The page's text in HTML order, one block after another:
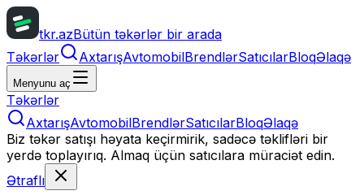
tkr.azBütün təkərlər bir arada
Təkərlər
AxtarışAvtomobilBrendlərSatıcılarBloqƏlaqə
Menyunu aç
Təkərlər
AxtarışAvtomobilBrendlərSatıcılarBloqƏlaqə
Biz təkər satışı həyata keçirmirik, sadəcə təklifləri bir
yerdə toplayırıq. Almaq üçün satıcılara müraciət edin.
Ətraflı